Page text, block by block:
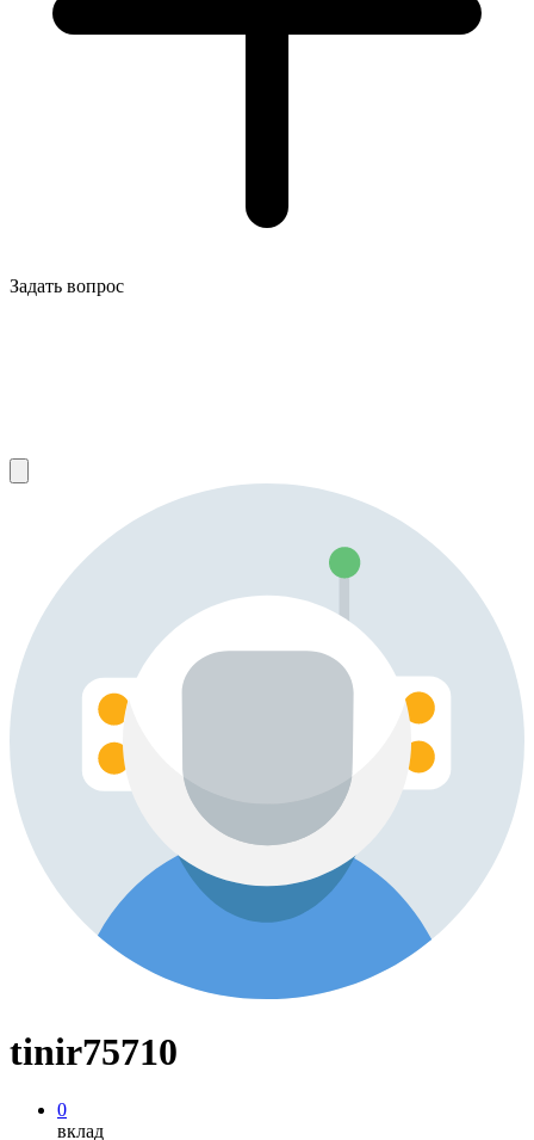
Задать вопрос
tinir75710
0
вклад